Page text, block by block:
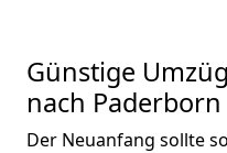
Günstige
nach Paderborn
Der Neuanfang sollte